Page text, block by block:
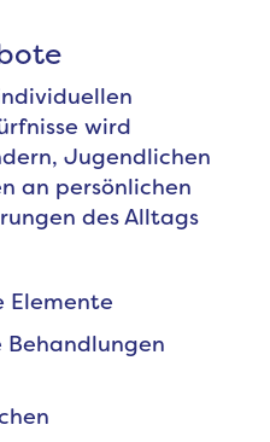
wird
Jugendlichen
an persönlichen
des Alltags
Elemente